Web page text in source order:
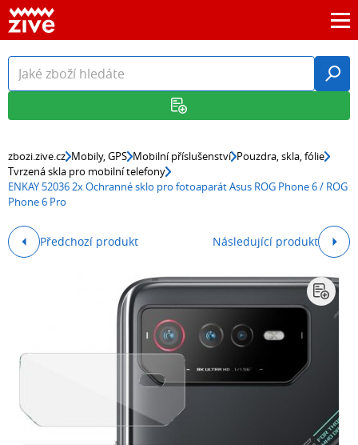
zbozi.zive.cz Mobily, GPS Mobilní příslušenství Pouzdra, skla, fólie
Tvrzená skla pro mobilní telefony
ENKAY 52036 2x Ochranné sklo pro fotoaparát Asus ROG Phone 6 / ROG
Phone 6 Pro
Předchozí produkt Následující produkt